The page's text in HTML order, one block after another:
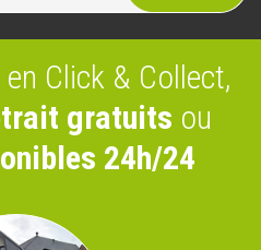
Click & Collect,
gratuits ou
24h/24